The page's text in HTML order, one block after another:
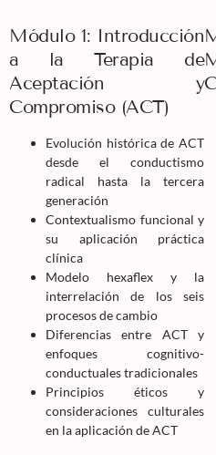
Módulo 1: Introducción
a la Terapia de
Aceptación y
Compromiso (ACT)
Evolución histórica de ACT
desde el conductismo
radical hasta la tercera
generación
Contextualismo funcional y
su aplicación práctica
clínica
Modelo hexaflex y la
interrelación de los seis
procesos de cambio
Diferencias entre ACT y
enfoques cognitivo-
conductuales tradicionales
Principios éticos y
consideraciones culturales
en la aplicación de ACT